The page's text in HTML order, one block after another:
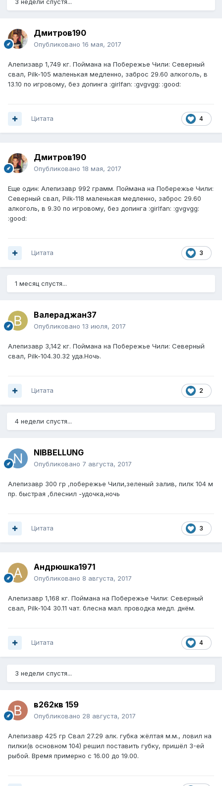
3 недели спустя...
Дмитров190
Опубликовано 16 мая, 2017
Алепизавр 1,749 кг. Поймана на Побережье Чили: Северный
свал, Pilk-105 маленькая медленно, заброс 29.60 алкоголь, в
13.10 по игровому, без допинга :girlfan: :gvgvgg: :good:
4
Цитата
Дмитров190
Опубликовано 18 мая, 2017
Еще один: Алепизавр 992 грамм. Поймана на Побережье Чили:
Северный свал, Pilk-118 маленькая медленно, заброс 29.60
алкоголь, в 9.30 по игровому, без допинга :girlfan: :gvgvgg:
:good:
3
Цитата
1 месяц спустя...
Валераджан37
Опубликовано 13 июля, 2017
Алепизавр 3,142 кг. Поймана на Побережье Чили: Северный
свал, Pilk-104.30.32 уда.Ночь.
2
Цитата
4 недели спустя...
NIBBELLUNG
Опубликовано 7 августа, 2017
Алепизавр 300 гр ,побережье Чили,зеленый залив, пилк 104 м
пр. быстрая ,блеснил -удочка,ночь
3
Цитата
Андрюшка1971
Опубликовано 8 августа, 2017
Алепизавр 1,168 кг. Поймана на Побережье Чили: Северный
свал, Pilk-104 30.11 чат. блесна мал. проводка медл. днём.
4
Цитата
3 недели спустя...
в262кв 159
Опубликовано 28 августа, 2017
Алепизавр 425 гр Свал 27.29 алк. губка жёлтая м.м., ловил на
пилки(в основном 104) решил поставить губку, пришёл 3-ей
рыбой. Время примерно с 16.00 до 19.00.